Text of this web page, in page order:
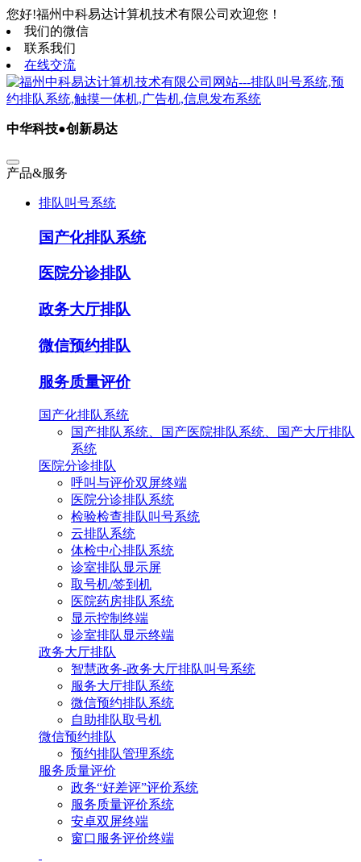
您好!福州中科易达计算机技术有限公司欢迎您！
我们的微信
联系我们
在线交流
中华科技●创新易达
产品&服务
排队叫号系统
国产化排队系统
医院分诊排队
政务大厅排队
微信预约排队
服务质量评价
国产化排队系统
国产排队系统、国产医院排队系统、国产大厅排队
系统
医院分诊排队
呼叫与评价双屏终端
医院分诊排队系统
检验检查排队叫号系统
云排队系统
体检中心排队系统
诊室排队显示屏
取号机/签到机
医院药房排队系统
显示控制终端
诊室排队显示终端
政务大厅排队
智慧政务-政务大厅排队叫号系统
服务大厅排队系统
微信预约排队系统
自助排队取号机
微信预约排队
预约排队管理系统
服务质量评价
政务“好差评”评价系统
服务质量评价系统
安卓双屏终端
窗口服务评价终端